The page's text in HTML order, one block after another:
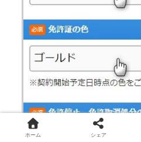
ホーム シェア